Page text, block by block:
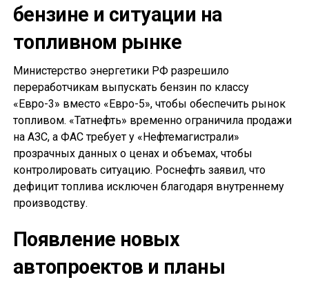
бензине и ситуации на
топливном рынке
Министерство энергетики РФ разрешило
переработчикам выпускать бензин по классу
«Евро-3» вместо «Евро-5», чтобы обеспечить рынок
топливом. «Татнефть» временно ограничила продажи
на АЗС, а ФАС требует у «Нефтемагистрали»
прозрачных данных о ценах и объемах, чтобы
контролировать ситуацию. Роснефть заявил, что
дефицит топлива исключен благодаря внутреннему
производству.
Появление новых
автопроектов и планы